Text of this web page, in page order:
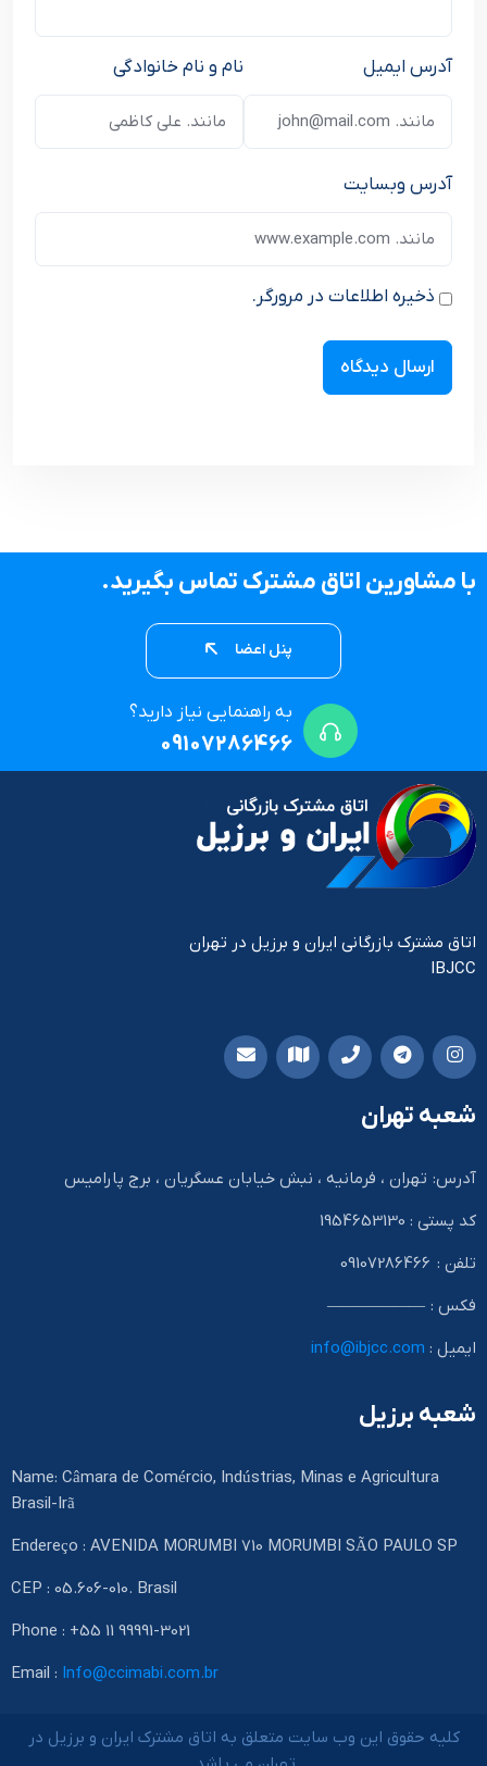
نام و نام خانوادگی آدرس ایمیل
آدرس وبسایت
ذخیره اطلاعات در مرورگر.
با مشاورین اتاق مشترک تماس بگیرید.
پنل اعضا
به راهنمایی نیاز دارید؟
09107286466
اتاق مشترک بازرگانی ایران و برزیل در تهران
IBJCC
شعبه تهران
آدرس: تهران ، فرمانیه ، نبش خیابان عسگریان ، برج پارامیس
کد پستی : 1954653130
تلفن : 09107286466
فکس : ——————
ایمیل : info@ibjcc.com
شعبه برزیل
Name: Câmara de Comércio, Indústrias, Minas e Agricultura
Brasil-Irã
Endereço : AVENIDA MORUMBI 710 MORUMBI SÃO PAULO SP
CEP : 05.606-010. Brasil
Phone : +55 11 99991-3021
Email : Info@ccimabi.com.br
کلیه حقوق این وب سایت متعلق به اتاق مشترک ایران و برزیل در